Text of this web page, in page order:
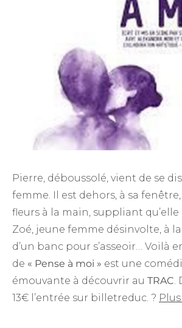
Pierre, déboussolé, vient de se
femme. Il est dehors, à sa
fleurs à la main, suppliant qu’elle
Zoé, jeune femme désinvolte, à
d’un banc pour s’asseoir… Voilà
de « Pense à moi » est une
émouvante à découvrir au TRAC.
13€ l’entrée sur billetreduc. ?